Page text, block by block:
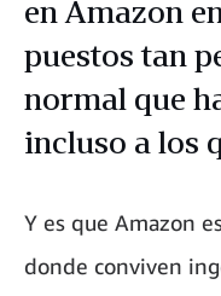
en Amazon
puestos tan
normal que
incluso a los
Y es que Amazon
donde conviven